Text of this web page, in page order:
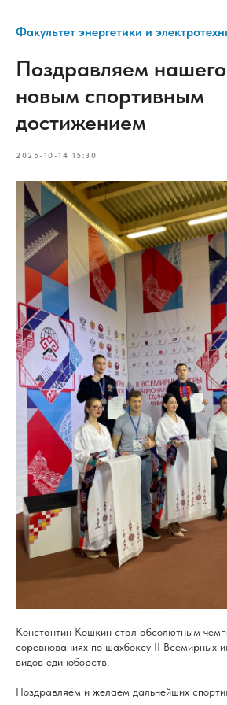
Факультет энергетики и
Поздравляем нашего
новым спортивным
достижением
2025-10-14 15:30
Константин Кошкин стал абсолютным
соревнованиях по шахбоксу II Всемирных
видов единоборств.
Поздравляем и желаем дальнейших